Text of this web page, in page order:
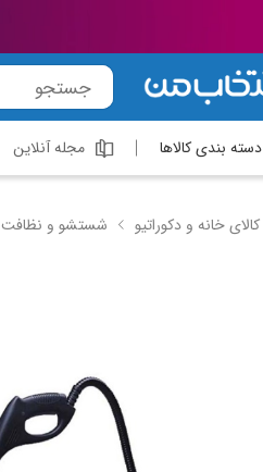
دسته بندی کالاها مجله آنلاین
کالای خانه و دکوراتیو شستشو و نظافت